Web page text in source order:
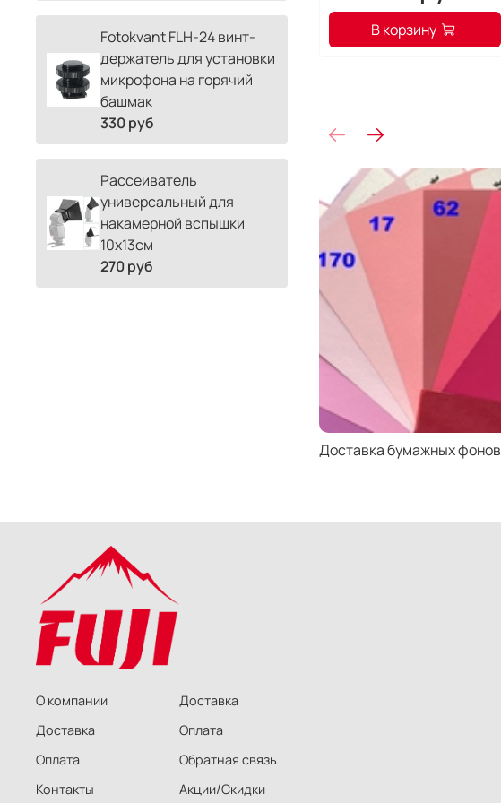
В корзину
Доставка бумажных фонов
Fotokvant FLH-24 винт-
держатель для установки
микрофона на горячий
башмак
330 руб
Рассеиватель
универсальный для
накамерной вспышки
10х13см
270 руб
О компании
Доставка
Оплата
Контакты
Доставка
Оплата
Обратная связь
Акции/Скидки